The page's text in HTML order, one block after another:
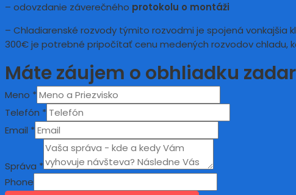
– odovzdanie záverečného protokolu o montáži
– Chladiarenské rozvody týmito rozvodmi je spojená vonkajšia
300€ je potrebné pripočítať cenu medených rozvodov chladu,
Máte záujem o obhliadku
Meno *
Telefón *
Email *
Správa *
Phone